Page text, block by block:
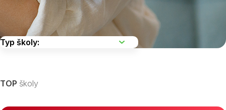
TOP školy